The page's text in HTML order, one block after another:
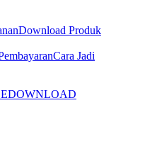
Download Produk
Cara Jadi
DOWNLOAD